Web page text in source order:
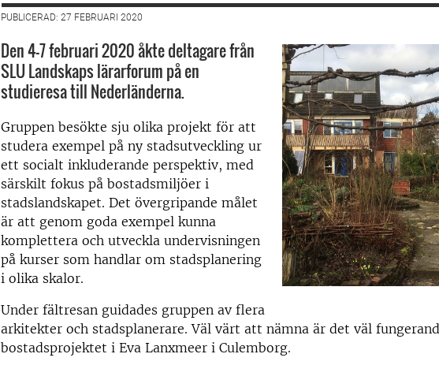
PUBLICERAD: 27 FEBRUARI 2020
Den 4-7 februari 2020 åkte deltagare från
SLU Landskaps lärarforum på en
studieresa till Nederländerna.
Gruppen besökte sju olika projekt för att
studera exempel på ny stadsutveckling ur
ett socialt inkluderande perspektiv, med
särskilt fokus på bostadsmiljöer i
stadslandskapet. Det övergripande målet
är att genom goda exempel kunna
komplettera och utveckla undervisningen
på kurser som handlar om stadsplanering
i olika skalor.
Under fältresan guidades gruppen av flera
arkitekter och stadsplanerare. Väl värt att nämna är det väl
bostadsprojektet i Eva Lanxmeer i Culemborg.